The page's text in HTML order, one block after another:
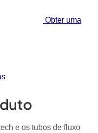
Obter uma
e os tubos de fluxo